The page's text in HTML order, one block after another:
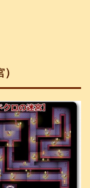
）